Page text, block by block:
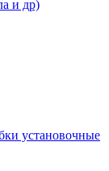
и др)
установочные